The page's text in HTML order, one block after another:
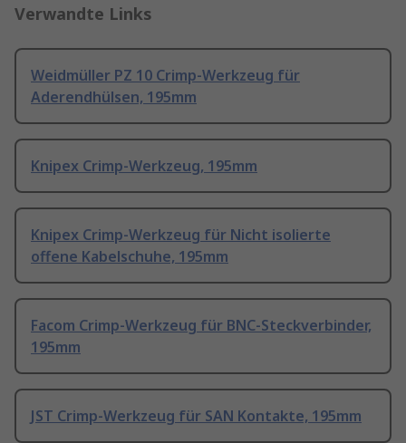
Verwandte Links
Weidmüller PZ 10 Crimp-Werkzeug für
Aderendhülsen, 195mm
Knipex Crimp-Werkzeug, 195mm
Knipex Crimp-Werkzeug für Nicht isolierte
offene Kabelschuhe, 195mm
Facom Crimp-Werkzeug für BNC-Steckverbinder,
195mm
JST Crimp-Werkzeug für SAN Kontakte, 195mm